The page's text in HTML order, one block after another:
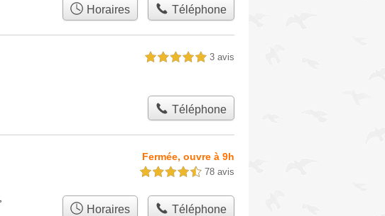
Horaires Téléphone
5,0 étoiles sur 5 3 avis
Téléphone
Fermée, ouvre à 9h
4,5 étoiles sur 5 78 avis
Horaires Téléphone